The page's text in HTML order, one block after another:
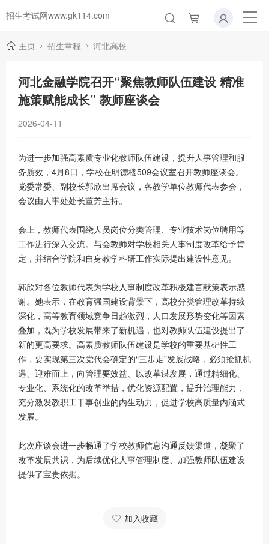
招生考试网www.gk114.com
主页 招生章程 河北高校
河北金融学院召开“聚焦教师队伍建设 精准
施策赋能成长” 教师座谈会
2026-04-11
为进一步加强高素质专业化教师队伍建设，提升人事管理和服
务质效，4月8日，学校在明德楼509会议室召开教师座谈会。
党委常委、副校长郭欣出席会议，各教学单位教师代表参会，
会议由人事处处长董芳主持。
会上，教师代表围绕人员岗位分类管理、专业技术岗位聘用等
工作进行深入交流。与会教师对学校相关人事制度改革给予肯
定，并结合学院和自身教学科研工作实际提出建设性意见。
郭欣对各位教师代表为学校人事制度改革积极建言献策表示感
谢。她表示，在教育强国建设背景下，高校分类管理改革持续
深化，高等教育领域竞争日趋激烈，人口发展形势变化等因素
叠加，既为学校发展带来了新机遇，也对教师队伍建设提出了
新的更高要求。高素质教师队伍建设是学校的重要基础性工
作，要实现第三次党代会确定的“三步走”发展战略，必须抢抓机
遇、迎难而上，向管理要效益、以改革谋发展，通过精细化、
专业化、系统化的改革举措，优化资源配置，提升治理能力，
充分激发教职工干事创业的内生动力，促进学校高质量内涵式
发展。
此次座谈会进一步畅通了学校教师信息沟通反馈渠道，凝聚了
改革发展共识，为后续优化人事管理制度、加强教师队伍建设
提供了宝贵依据。
加入收藏